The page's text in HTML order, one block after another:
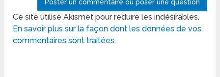
Ce site utilise Akismet pour réduire les indésirables.
En savoir plus sur la façon dont les données de vos
commentaires sont traitées.